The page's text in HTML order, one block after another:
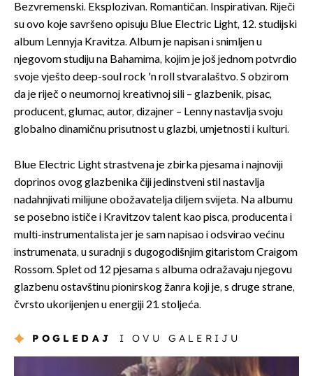
Bezvremenski. Eksplozivan. Romantičan. Inspirativan. Riječi
su ovo koje savršeno opisuju Blue Electric Light, 12. studijski
album Lennyja Kravitza. Album je napisan i snimljen u
njegovom studiju na Bahamima, kojim je još jednom potvrdio
svoje vješto deep-soul rock 'n roll stvaralaštvo. S obzirom
da je riječ o neumornoj kreativnoj sili – glazbenik, pisac,
producent, glumac, autor, dizajner – Lenny nastavlja svoju
globalno dinamičnu prisutnost u glazbi, umjetnosti i kulturi.
Blue Electric Light strastvena je zbirka pjesama i najnoviji
doprinos ovog glazbenika čiji jedinstveni stil nastavlja
nadahnjivati milijune obožavatelja diljem svijeta. Na albumu
se posebno ističe i Kravitzov talent kao pisca, producenta i
multi-instrumentalista jer je sam napisao i odsvirao većinu
instrumenata, u suradnji s dugogodišnjim gitaristom Craigom
Rossom. Splet od 12 pjesama s albuma odražavaju njegovu
glazbenu ostavštinu pionirskog žanra koji je, s druge strane,
čvrsto ukorijenjen u energiji 21. stoljeća.
POGLEDAJ I OVU GALERIJU